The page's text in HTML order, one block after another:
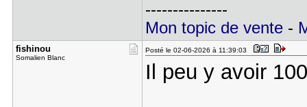
---------------
Mon topic de vente-
fishinou
Somalien Blanc
Posté le 02-06-2026 à 11:39:03
Il peu y avoir